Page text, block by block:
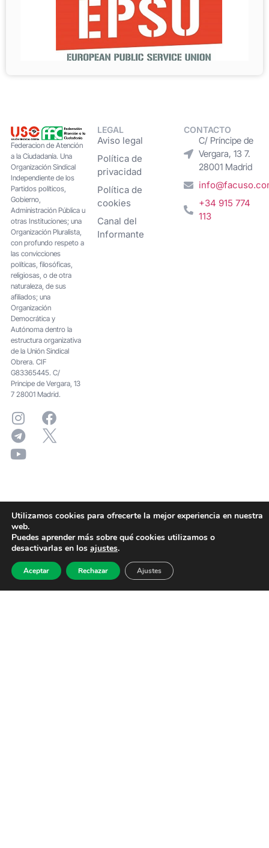
Federacion de Atención
a la Ciudadanía. Una
Organización Sindical
Independiente de los
Partidos políticos,
Gobierno,
Administración Pública u
otras Instituciones; una
Organización Pluralista,
con profundo respeto a
las convicciones
políticas, filosóficas,
religiosas, o de otra
naturaleza, de sus
afiliados; una
Organización
Democrática y
Autónoma dentro la
estructura organizativa
de la Unión Sindical
Obrera. CIF
G83365445. C/
Principe de Vergara, 13
7 28001 Madrid.
LEGAL
Aviso legal
Política de
privacidad
Política de
cookies
Canal del
Informante
CONTACTO
C/ Príncipe de
Vergara, 13 7.
28001 Madrid
+34 915 774
113
Utilizamos cookies para ofrecerte la mejor experiencia en nuestra
web.
Puedes aprender más sobre qué cookies utilizamos o
desactivarlas en los ajustes.
Aceptar Rechazar Ajustes